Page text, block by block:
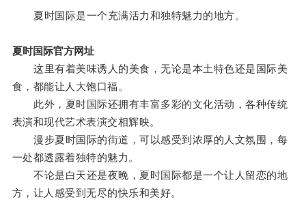
夏时国际是一个充满活力和独特魅力的地方。
夏时国际官方网址
这里有着美味诱人的美食，无论是本土特色还是国际美
食，都能让人大饱口福。
此外，夏时国际还拥有丰富多彩的文化活动，各种传统
表演和现代艺术表演交相辉映。
漫步夏时国际的街道，可以感受到浓厚的人文氛围，每
一处都透露着独特的魅力。
不论是白天还是夜晚，夏时国际都是一个让人留恋的地
方，让人感受到无尽的快乐和美好。